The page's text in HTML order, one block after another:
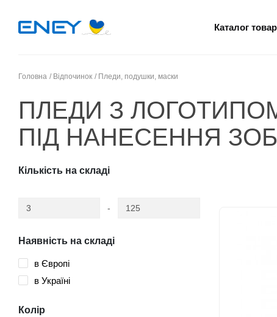
Каталог
Головна Відпочинок Пледи, подушки, маски
ПЛЕДИ З
ПІД НАНЕСЕННЯ
Кількість на складі
-
Наявність на складі
в Європі
в Україні
Колір